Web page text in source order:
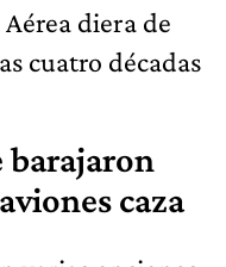
diera de
cuatro décadas
barajaron
caza